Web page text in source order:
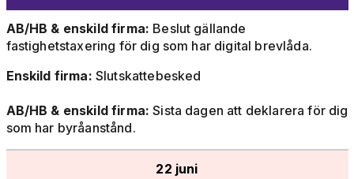
AB/HB & enskild firma: Beslut gällande
fastighetstaxering för dig som har digital brevlåda.
Enskild firma: Slutskattebesked
AB/HB & enskild firma: Sista dagen att deklarera för dig
som har byråanstånd.
22 juni